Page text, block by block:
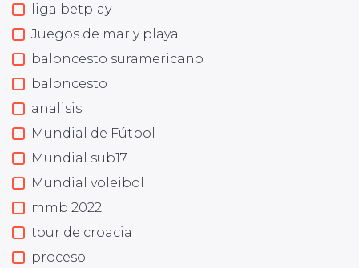
liga betplay
Juegos de mar y playa
baloncesto suramericano
baloncesto
analisis
Mundial de Fútbol
Mundial sub17
Mundial voleibol
mmb 2022
tour de croacia
proceso